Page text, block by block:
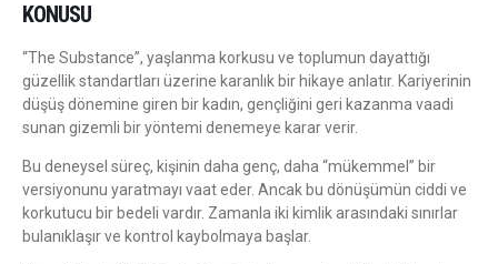
KONUSU
“The Substance”, yaşlanma korkusu ve toplumun dayattığı
güzellik standartları üzerine karanlık bir hikaye anlatır. Kariyerinin
düşüş dönemine giren bir kadın, gençliğini geri kazanma vaadi
sunan gizemli bir yöntemi denemeye karar verir.
Bu deneysel süreç, kişinin daha genç, daha “mükemmel” bir
versiyonunu yaratmayı vaat eder. Ancak bu dönüşümün ciddi ve
korkutucu bir bedeli vardır. Zamanla iki kimlik arasındaki sınırlar
bulanıklaşır ve kontrol kaybolmaya başlar.